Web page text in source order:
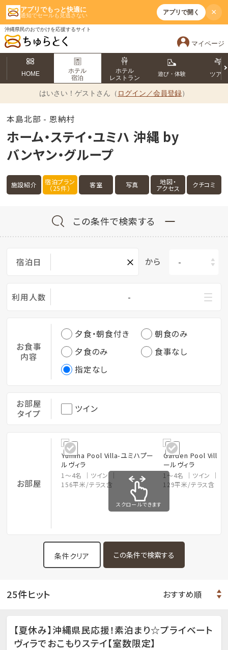
アプリでもっと快適に
通知でセールも見逃さない アプリで開く ×
沖縄県民のおでかけを応援するサイト
マイページ
HOME
ホテル
宿泊
ホテル
レストラン
遊び・体験 ツアー
はいさい！ ゲストさん（ ログイン／会員登録）
本島北部 - 恩納村
ホーム・ステイ・ユミハ 沖縄 by
バンヤン・グループ
施設紹介 宿泊プラン
（25件） 客室 写真 地図・
アクセス クチコミ
この条件で検索する
宿泊日 × から
利用人数 -
お食事
内容
夕食・朝食付き
朝食のみ
夕食のみ
食事なし
指定なし
お部屋
タイプ
ツイン
お部屋
Yumiha Pool Villa-ユミハプー
ルヴィラ
1～4名
ツイン
156平米/テラス含
Garden Pool Villa-
ールヴィラ
1～4名
ツイン
129平米/テラス含
スクロールできます
条件クリア
25件ヒット
【夏休み】沖縄県民応援！素泊まり☆プライベート
ヴィラでおこもりステイ【室数限定】